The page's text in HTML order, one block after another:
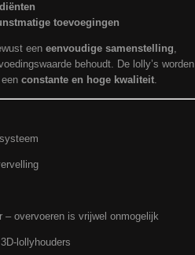
toevoegingen
een eenvoudige samenstelling,
behoudt. De lolly’s worden
constante en hoge kwaliteit.
– overvoeren is vrijwel onmogelijk
lollyhouders